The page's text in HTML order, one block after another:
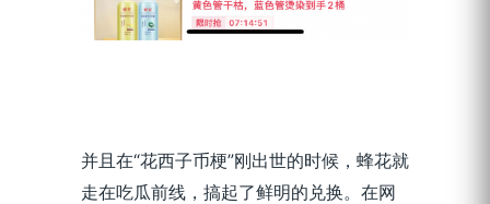
并且在“花西子币梗”刚出世的时候，蜂花就
走在吃瓜前线，搞起了鲜明的兑换。在网